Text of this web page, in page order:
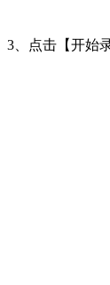
3、点击【开始